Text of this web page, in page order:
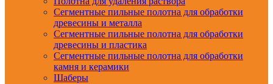
Сегментные пильные полотна для обработки
древесины и металла
Сегментные пильные полотна для обработки
древесины и пластика
Сегментные пильные полотна для обработки
камня и керамики
Шаберы